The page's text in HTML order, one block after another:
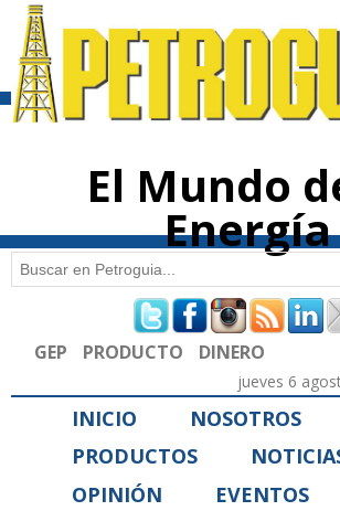
contenido
El Mundo
Energía
Formulario de búsqueda
Buscar
GEP PRODUCTO DINERO
jueves 6
INICIO NOSOTROS
PRODUCTOS
OPINIÓN
EVENTOS